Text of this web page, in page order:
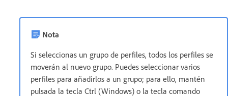
Nota
Si seleccionas un grupo de perfiles, todos los perfiles se
moverán al nuevo grupo. Puedes seleccionar varios
perfiles para añadirlos a un grupo; para ello, mantén
pulsada la tecla Ctrl (Windows) o la tecla comando